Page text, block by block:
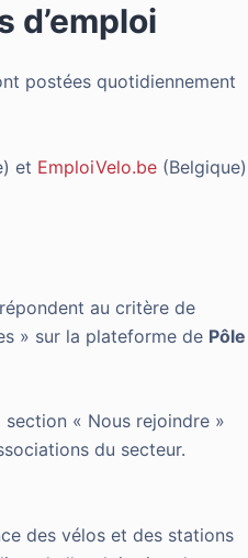
d’emploi
postées quotidiennement
et EmploiVelo.be (Belgique)
répondent au critère de
» sur la plateforme de Pôle
« Nous rejoindre »
du secteur.
des vélos et des stations